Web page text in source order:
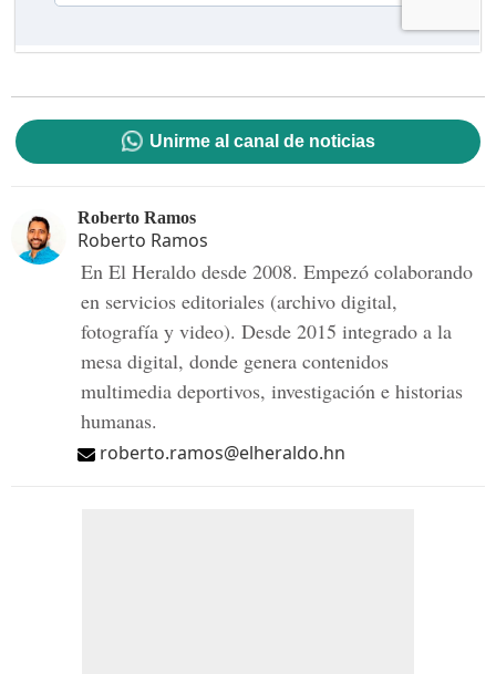
Unirme al canal de noticias
Roberto Ramos
Roberto Ramos
En El Heraldo desde 2008. Empezó colaborando
en servicios editoriales (archivo digital,
fotografía y video). Desde 2015 integrado a la
mesa digital, donde genera contenidos
multimedia deportivos, investigación e historias
humanas.
roberto.ramos@elheraldo.hn